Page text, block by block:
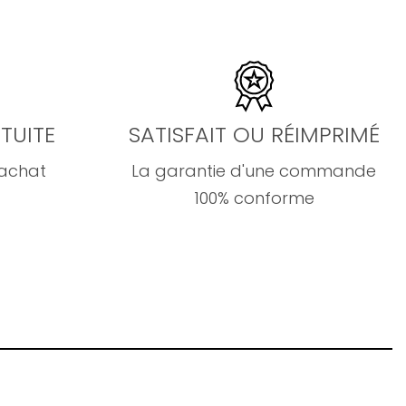
SATISFAIT OU RÉIMPRIMÉ
La garantie d'une commande
100% conforme